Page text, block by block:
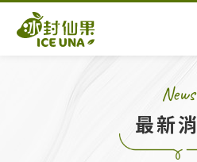
News
最新消